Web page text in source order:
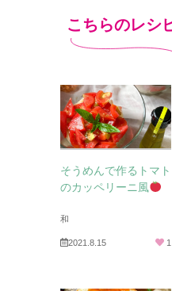
こちらのレシ
そうめんで作るトマト
のカッペリーニ風
和
2021.8.15 1